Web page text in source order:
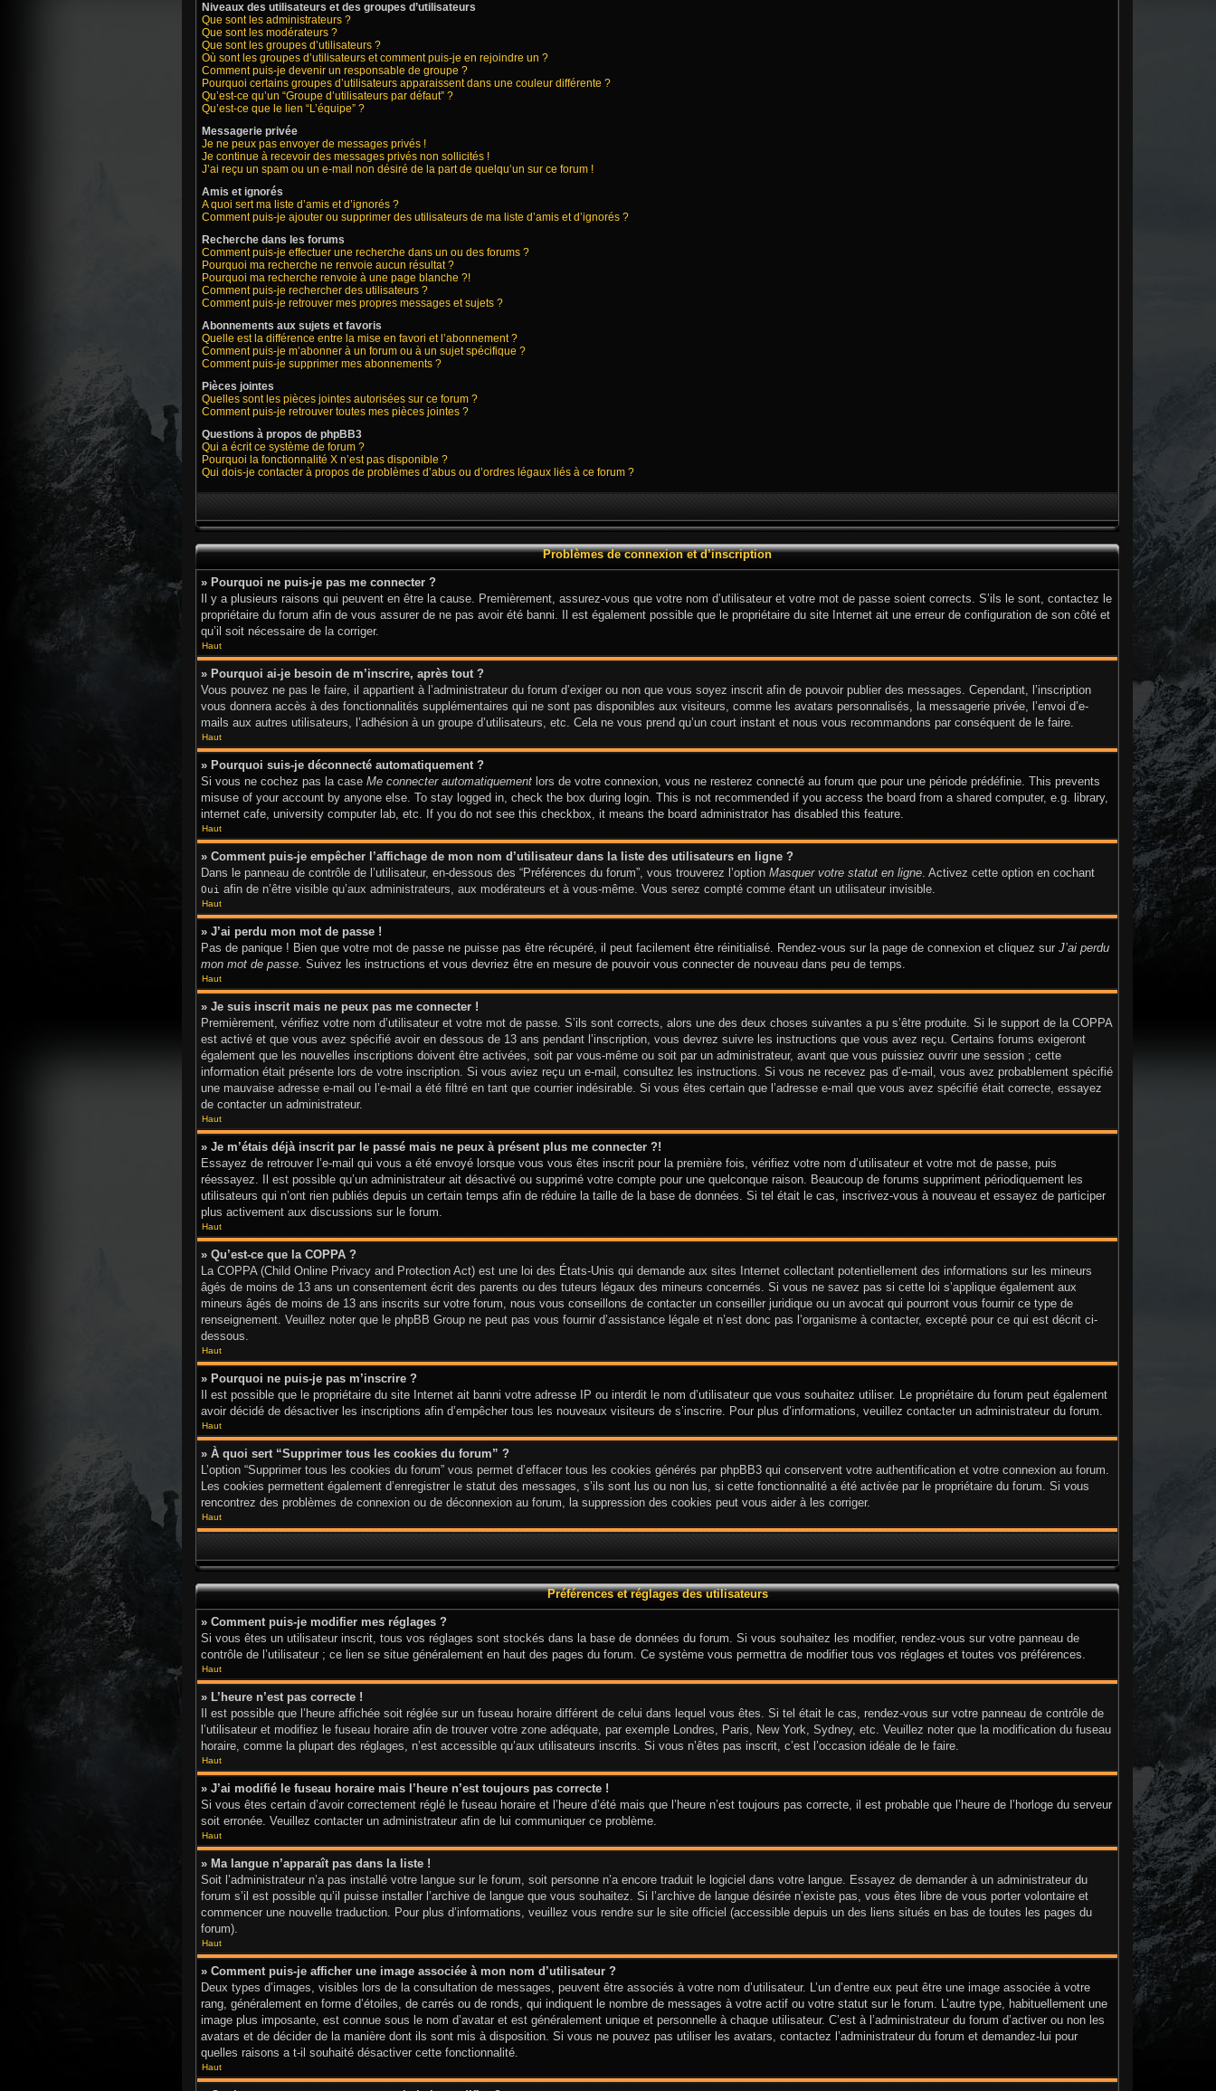
Niveaux des utilisateurs et des groupes d’utilisateurs
Que sont les administrateurs ?
Que sont les modérateurs ?
Que sont les groupes d’utilisateurs ?
Où sont les groupes d’utilisateurs et comment puis-je en rejoindre un ?
Comment puis-je devenir un responsable de groupe ?
Pourquoi certains groupes d’utilisateurs apparaissent dans une couleur différente ?
Qu’est-ce qu’un “Groupe d’utilisateurs par défaut” ?
Qu’est-ce que le lien “L’équipe” ?
Messagerie privée
Je ne peux pas envoyer de messages privés !
Je continue à recevoir des messages privés non sollicités !
J’ai reçu un spam ou un e-mail non désiré de la part de quelqu’un sur ce forum !
Amis et ignorés
A quoi sert ma liste d’amis et d’ignorés ?
Comment puis-je ajouter ou supprimer des utilisateurs de ma liste d’amis et d’ignorés ?
Recherche dans les forums
Comment puis-je effectuer une recherche dans un ou des forums ?
Pourquoi ma recherche ne renvoie aucun résultat ?
Pourquoi ma recherche renvoie à une page blanche ?!
Comment puis-je rechercher des utilisateurs ?
Comment puis-je retrouver mes propres messages et sujets ?
Abonnements aux sujets et favoris
Quelle est la différence entre la mise en favori et l’abonnement ?
Comment puis-je m’abonner à un forum ou à un sujet spécifique ?
Comment puis-je supprimer mes abonnements ?
Pièces jointes
Quelles sont les pièces jointes autorisées sur ce forum ?
Comment puis-je retrouver toutes mes pièces jointes ?
Questions à propos de phpBB3
Qui a écrit ce système de forum ?
Pourquoi la fonctionnalité X n’est pas disponible ?
Qui dois-je contacter à propos de problèmes d’abus ou d’ordres légaux liés à ce forum ?
Problèmes de connexion et d’inscription
» Pourquoi ne puis-je pas me connecter ?
Il y a plusieurs raisons qui peuvent en être la cause. Premièrement, assurez-vous que votre nom d’utilisateur et votre mot de passe soient corrects. S’ils le sont, contactez le
propriétaire du forum afin de vous assurer de ne pas avoir été banni. Il est également possible que le propriétaire du site Internet ait une erreur de configuration de son côté et
qu’il soit nécessaire de la corriger.
Haut
» Pourquoi ai-je besoin de m’inscrire, après tout ?
Vous pouvez ne pas le faire, il appartient à l’administrateur du forum d’exiger ou non que vous soyez inscrit afin de pouvoir publier des messages. Cependant, l’inscription
vous donnera accès à des fonctionnalités supplémentaires qui ne sont pas disponibles aux visiteurs, comme les avatars personnalisés, la messagerie privée, l’envoi d’e-
mails aux autres utilisateurs, l’adhésion à un groupe d’utilisateurs, etc. Cela ne vous prend qu’un court instant et nous vous recommandons par conséquent de le faire.
Haut
» Pourquoi suis-je déconnecté automatiquement ?
Si vous ne cochez pas la case Me connecter automatiquement lors de votre connexion, vous ne resterez connecté au forum que pour une période prédéfinie. This prevents
misuse of your account by anyone else. To stay logged in, check the box during login. This is not recommended if you access the board from a shared computer, e.g. library,
internet cafe, university computer lab, etc. If you do not see this checkbox, it means the board administrator has disabled this feature.
Haut
» Comment puis-je empêcher l’affichage de mon nom d’utilisateur dans la liste des utilisateurs en ligne ?
Dans le panneau de contrôle de l’utilisateur, en-dessous des “Préférences du forum”, vous trouverez l’option Masquer votre statut en ligne. Activez cette option en cochant
Oui afin de n’être visible qu’aux administrateurs, aux modérateurs et à vous-même. Vous serez compté comme étant un utilisateur invisible.
Haut
» J’ai perdu mon mot de passe !
Pas de panique ! Bien que votre mot de passe ne puisse pas être récupéré, il peut facilement être réinitialisé. Rendez-vous sur la page de connexion et cliquez sur J’ai perdu
mon mot de passe. Suivez les instructions et vous devriez être en mesure de pouvoir vous connecter de nouveau dans peu de temps.
Haut
» Je suis inscrit mais ne peux pas me connecter !
Premièrement, vérifiez votre nom d’utilisateur et votre mot de passe. S’ils sont corrects, alors une des deux choses suivantes a pu s’être produite. Si le support de la COPPA
est activé et que vous avez spécifié avoir en dessous de 13 ans pendant l’inscription, vous devrez suivre les instructions que vous avez reçu. Certains forums exigeront
également que les nouvelles inscriptions doivent être activées, soit par vous-même ou soit par un administrateur, avant que vous puissiez ouvrir une session ; cette
information était présente lors de votre inscription. Si vous aviez reçu un e-mail, consultez les instructions. Si vous ne recevez pas d’e-mail, vous avez probablement spécifié
une mauvaise adresse e-mail ou l’e-mail a été filtré en tant que courrier indésirable. Si vous êtes certain que l’adresse e-mail que vous avez spécifié était correcte, essayez
de contacter un administrateur.
Haut
» Je m’étais déjà inscrit par le passé mais ne peux à présent plus me connecter ?!
Essayez de retrouver l’e-mail qui vous a été envoyé lorsque vous vous êtes inscrit pour la première fois, vérifiez votre nom d’utilisateur et votre mot de passe, puis
réessayez. Il est possible qu’un administrateur ait désactivé ou supprimé votre compte pour une quelconque raison. Beaucoup de forums suppriment périodiquement les
utilisateurs qui n’ont rien publiés depuis un certain temps afin de réduire la taille de la base de données. Si tel était le cas, inscrivez-vous à nouveau et essayez de participer
plus activement aux discussions sur le forum.
Haut
» Qu’est-ce que la COPPA ?
La COPPA (Child Online Privacy and Protection Act) est une loi des États-Unis qui demande aux sites Internet collectant potentiellement des informations sur les mineurs
âgés de moins de 13 ans un consentement écrit des parents ou des tuteurs légaux des mineurs concernés. Si vous ne savez pas si cette loi s’applique également aux
mineurs âgés de moins de 13 ans inscrits sur votre forum, nous vous conseillons de contacter un conseiller juridique ou un avocat qui pourront vous fournir ce type de
renseignement. Veuillez noter que le phpBB Group ne peut pas vous fournir d’assistance légale et n’est donc pas l’organisme à contacter, excepté pour ce qui est décrit ci-
dessous.
Haut
» Pourquoi ne puis-je pas m’inscrire ?
Il est possible que le propriétaire du site Internet ait banni votre adresse IP ou interdit le nom d’utilisateur que vous souhaitez utiliser. Le propriétaire du forum peut également
avoir décidé de désactiver les inscriptions afin d’empêcher tous les nouveaux visiteurs de s’inscrire. Pour plus d’informations, veuillez contacter un administrateur du forum.
Haut
» À quoi sert “Supprimer tous les cookies du forum” ?
L’option “Supprimer tous les cookies du forum” vous permet d’effacer tous les cookies générés par phpBB3 qui conservent votre authentification et votre connexion au forum.
Les cookies permettent également d’enregistrer le statut des messages, s’ils sont lus ou non lus, si cette fonctionnalité a été activée par le propriétaire du forum. Si vous
rencontrez des problèmes de connexion ou de déconnexion au forum, la suppression des cookies peut vous aider à les corriger.
Haut
Préférences et réglages des utilisateurs
» Comment puis-je modifier mes réglages ?
Si vous êtes un utilisateur inscrit, tous vos réglages sont stockés dans la base de données du forum. Si vous souhaitez les modifier, rendez-vous sur votre panneau de
contrôle de l’utilisateur ; ce lien se situe généralement en haut des pages du forum. Ce système vous permettra de modifier tous vos réglages et toutes vos préférences.
Haut
» L’heure n’est pas correcte !
Il est possible que l’heure affichée soit réglée sur un fuseau horaire différent de celui dans lequel vous êtes. Si tel était le cas, rendez-vous sur votre panneau de contrôle de
l’utilisateur et modifiez le fuseau horaire afin de trouver votre zone adéquate, par exemple Londres, Paris, New York, Sydney, etc. Veuillez noter que la modification du fuseau
horaire, comme la plupart des réglages, n’est accessible qu’aux utilisateurs inscrits. Si vous n’êtes pas inscrit, c’est l’occasion idéale de le faire.
Haut
» J’ai modifié le fuseau horaire mais l’heure n’est toujours pas correcte !
Si vous êtes certain d’avoir correctement réglé le fuseau horaire et l’heure d’été mais que l’heure n’est toujours pas correcte, il est probable que l’heure de l’horloge du serveur
soit erronée. Veuillez contacter un administrateur afin de lui communiquer ce problème.
Haut
» Ma langue n’apparaît pas dans la liste !
Soit l’administrateur n’a pas installé votre langue sur le forum, soit personne n’a encore traduit le logiciel dans votre langue. Essayez de demander à un administrateur du
forum s’il est possible qu’il puisse installer l’archive de langue que vous souhaitez. Si l’archive de langue désirée n’existe pas, vous êtes libre de vous porter volontaire et
commencer une nouvelle traduction. Pour plus d’informations, veuillez vous rendre sur le site officiel (accessible depuis un des liens situés en bas de toutes les pages du
forum).
Haut
» Comment puis-je afficher une image associée à mon nom d’utilisateur ?
Deux types d’images, visibles lors de la consultation de messages, peuvent être associés à votre nom d’utilisateur. L’un d’entre eux peut être une image associée à votre
rang, généralement en forme d’étoiles, de carrés ou de ronds, qui indiquent le nombre de messages à votre actif ou votre statut sur le forum. L’autre type, habituellement une
image plus imposante, est connue sous le nom d’avatar et est généralement unique et personnelle à chaque utilisateur. C’est à l’administrateur du forum d’activer ou non les
avatars et de décider de la manière dont ils sont mis à disposition. Si vous ne pouvez pas utiliser les avatars, contactez l’administrateur du forum et demandez-lui pour
quelles raisons a t-il souhaité désactiver cette fonctionnalité.
Haut